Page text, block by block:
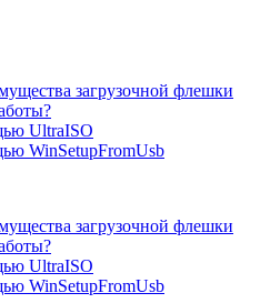
загрузочной флешки
UltraISO
WinSetupFromUsb
загрузочной флешки
UltraISO
WinSetupFromUsb